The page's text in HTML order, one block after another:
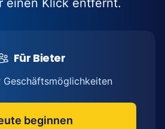
einen Klick entfernt.
Für Bieter
Geschäftsmöglichkeiten
beginnen